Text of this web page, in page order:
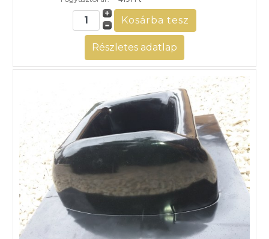
Részletes adatlap